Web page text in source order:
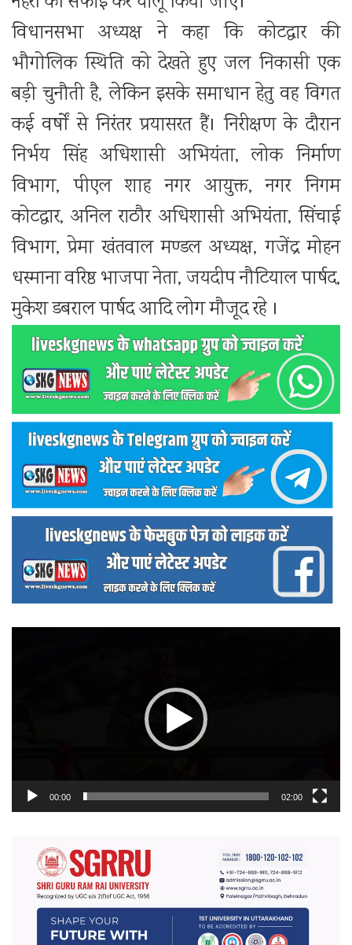
विधानसभा अध्यक्ष ने कहा कि कोटद्वार की
भौगोलिक स्थिति को देखते हुए जल निकासी एक
बड़ी चुनौती है, लेकिन इसके समाधान हेतु वह विगत
कई वर्षों से निरंतर प्रयासरत हैं। निरीक्षण के दौरान
निर्भय सिंह अधिशासी अभियंता, लोक निर्माण
विभाग, पीएल शाह नगर आयुक्त, नगर निगम
कोटद्वार, अनिल राठौर अधिशासी अभियंता, सिंचाई
विभाग, प्रेमा खंतवाल मण्डल अध्यक्ष, गजेंद्र मोहन
धस्माना वरिष्ठ भाजपा नेता, जयदीप नौटियाल पार्षद,
मुकेश डबराल पार्षद आदि लोग मौजूद रहे ।
00:00 02:00